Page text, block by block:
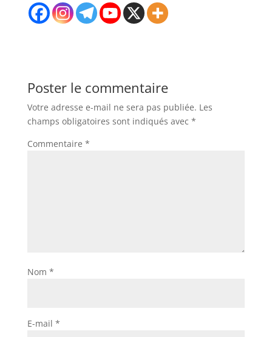
Poster le commentaire
Votre adresse e-mail ne sera pas publiée. Les
champs obligatoires sont indiqués avec *
Commentaire *
Nom *
E-mail *